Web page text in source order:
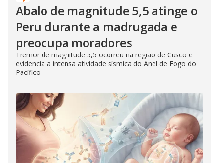
Abalo de magnitude 5,5 atinge o
Peru durante a madrugada e
preocupa moradores
Tremor de magnitude 5,5 ocorreu na região de Cusco e
evidencia a intensa atividade sísmica do Anel de Fogo do
Pacífico